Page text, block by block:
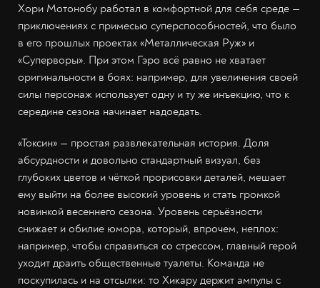
Хори Мотонобу работал в комфортной для себя среде —
приключениях с примесью суперспособностей, что было
в его прошлых проектах «Металлическая Руж» и
«Суперворы». При этом Гэро всё равно не хватает
оригинальности в боях: например, для увеличения своей
силы персонаж использует одну и ту же инъекцию, что к
середине сезона начинает надоедать.
«Токсин» — простая развлекательная история. Доля
абсурдности и довольно стандартный визуал, без
глубоких цветов и чёткой прорисовки деталей, мешает
ему выйти на более высокий уровень и стать громкой
новинкой весеннего сезона. Уровень серьёзности
снижает и обилие юмора, который, впрочем, неплох:
например, чтобы справиться со стрессом, главный герой
уходит драить общественные туалеты. Команда не
поскупилась и на отсылки: то Хикару держит ампулы с